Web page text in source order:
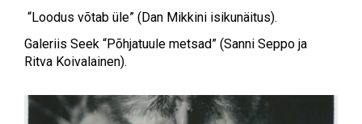
“Loodus võtab üle” (Dan Mikkini isikunäitus).
Galeriis Seek “Põhjatuule metsad” (Sanni Seppo ja
Ritva Koivalainen).